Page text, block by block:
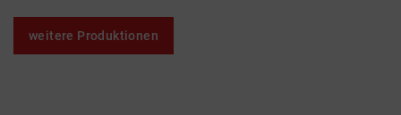
weitere Produktionen